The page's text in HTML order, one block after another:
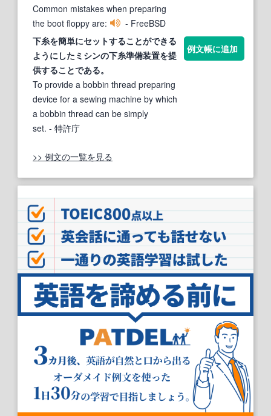
Common mistakes when preparing
the boot floppy are:
- FreeBSD
下糸を簡単にセットすることができる
ようにしたミシンの下糸準備装置を提
供することである。
To provide a bobbin thread preparing
device for a sewing machine by which
a bobbin thread can be simply
set. - 特許庁
例文帳に追加
>> 例文の一覧を見る